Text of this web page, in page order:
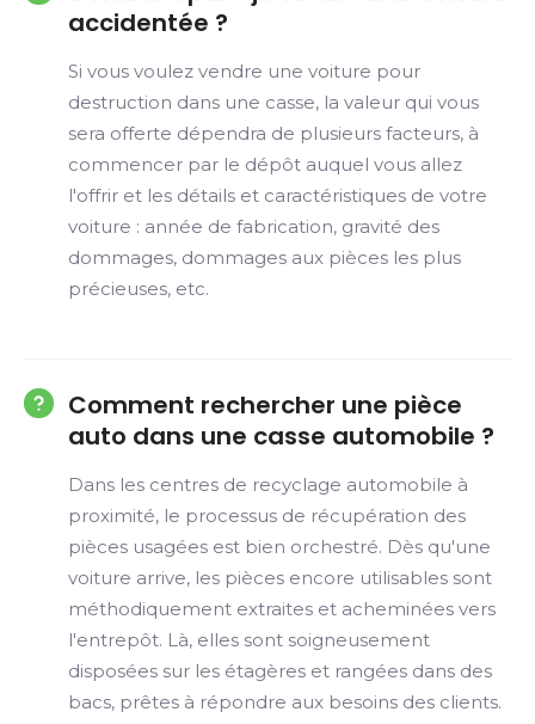
accidentée ?
Si vous voulez vendre une voiture pour
destruction dans une casse, la valeur qui vous
sera offerte dépendra de plusieurs facteurs, à
commencer par le dépôt auquel vous allez
l'offrir et les détails et caractéristiques de votre
voiture : année de fabrication, gravité des
dommages, dommages aux pièces les plus
précieuses, etc.
Comment rechercher une pièce
auto dans une casse automobile ?
Dans les centres de recyclage automobile à
proximité, le processus de récupération des
pièces usagées est bien orchestré. Dès qu'une
voiture arrive, les pièces encore utilisables sont
méthodiquement extraites et acheminées vers
l'entrepôt. Là, elles sont soigneusement
disposées sur les étagères et rangées dans des
bacs, prêtes à répondre aux besoins des clients.